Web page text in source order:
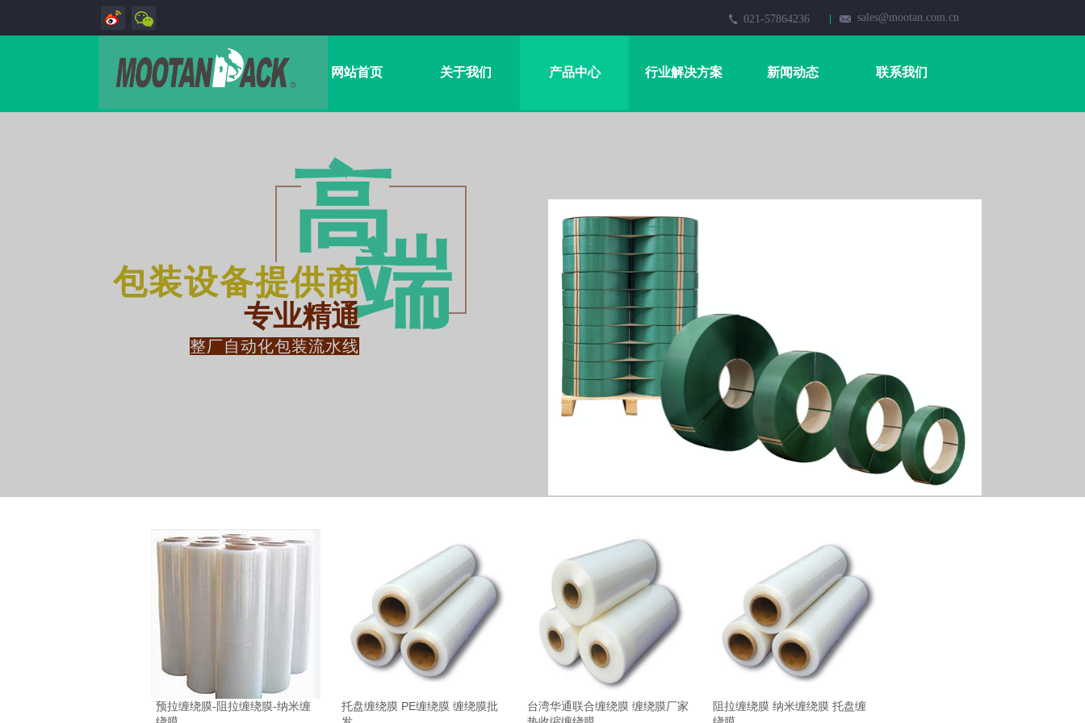
021-57864236 sales@mootan.com.cn
网站首页 关于我们 产品中心 行业解决方案 新闻动态 联系我们
包装设备提供商
高
专业精通端​
整厂自动化包装流水线
预拉缠绕膜-阻拉缠绕膜-纳米缠
托盘缠绕膜 PE缠绕膜 缠绕膜批
台湾华通联合缠绕膜 缠绕膜厂家
阻拉缠绕膜 纳米缠绕膜 托盘缠